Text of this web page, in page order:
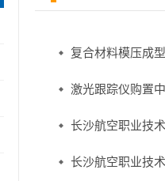
复合材料模压成
激光跟踪仪购置
长沙航空职业技
长沙航空职业技